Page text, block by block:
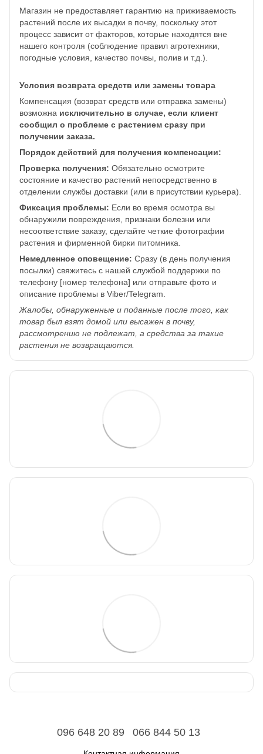
Магазин не предоставляет гарантию на приживаемость
растений после их высадки в почву, поскольку этот
процесс зависит от факторов, которые находятся вне
нашего контроля (соблюдение правил агротехники,
погодные условия, качество почвы, полив и т.д.).
Условия возврата средств или замены товара
Компенсация (возврат средств или отправка замены)
возможна исключительно в случае, если клиент
сообщил о проблеме с растением сразу при
получении заказа.
Порядок действий для получения компенсации:
Проверка получения: Обязательно осмотрите
состояние и качество растений непосредственно в
отделении службы доставки (или в присутствии курьера).
Фиксация проблемы: Если во время осмотра вы
обнаружили повреждения, признаки болезни или
несоответствие заказу, сделайте четкие фотографии
растения и фирменной бирки питомника.
Немедленное оповещение: Сразу (в день получения
посылки) свяжитесь с нашей службой поддержки по
телефону [номер телефона] или отправьте фото и
описание проблемы в Viber/Telegram.
Жалобы, обнаруженные и поданные после того, как
товар был взят домой или высажен в почву,
рассмотрению не подлежат, а средства за такие
растения не возвращаются.
096 648 20 89 066 844 50 13